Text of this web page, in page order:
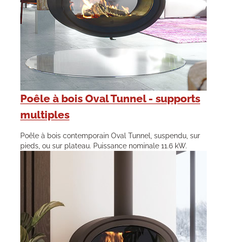
Poêle à bois Oval Tunnel - supports
multiples
Poêle à bois contemporain Oval Tunnel, suspendu, sur
pieds, ou sur plateau. Puissance nominale 11.6 kW.